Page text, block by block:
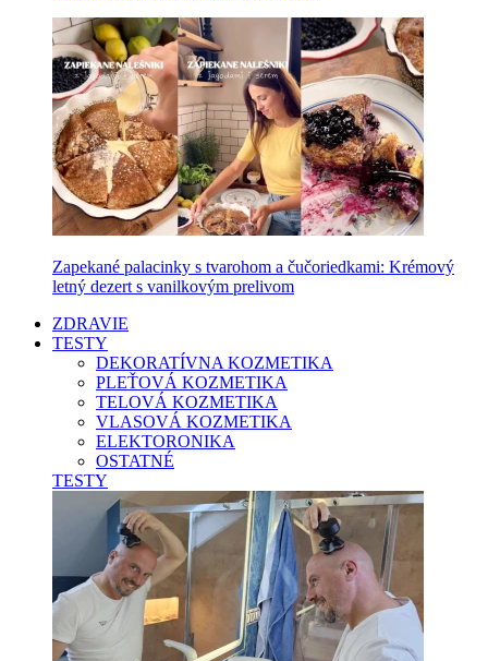
Zapekané palacinky s tvarohom a čučoriedkami: Krémový
letný dezert s vanilkovým prelivom
ZDRAVIE
TESTY
DEKORATÍVNA KOZMETIKA
PLEŤOVÁ KOZMETIKA
TELOVÁ KOZMETIKA
VLASOVÁ KOZMETIKA
ELEKTORONIKA
OSTATNÉ
TESTY